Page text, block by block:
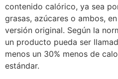
contenido calórico, ya sea
grasas, azúcares o ambos,
versión original. Según la
un producto pueda ser
menos un 30% menos de
estándar.